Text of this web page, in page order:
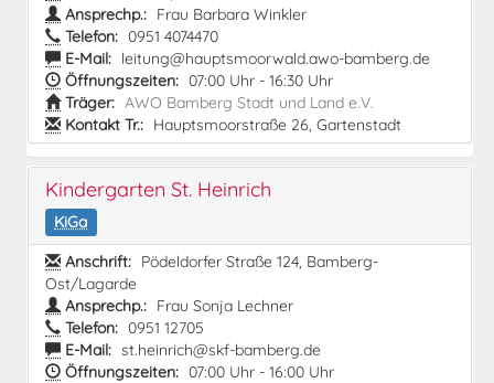
Ansprechp.: Frau Barbara Winkler
Telefon: 0951 4074470
E-Mail: leitung@hauptsmoorwald.awo-bamberg.de
Öffnungszeiten: 07:00 Uhr - 16:30 Uhr
Träger: AWO Bamberg Stadt und Land e.V.
Kontakt Tr.: Hauptsmoorstraße 26, Gartenstadt
Kindergarten St. Heinrich
KiGa
Anschrift: Pödeldorfer Straße 124, Bamberg-
Ost/Lagarde
Ansprechp.: Frau Sonja Lechner
Telefon: 0951 12705
E-Mail: st.heinrich@skf-bamberg.de
Öffnungszeiten: 07:00 Uhr - 16:00 Uhr